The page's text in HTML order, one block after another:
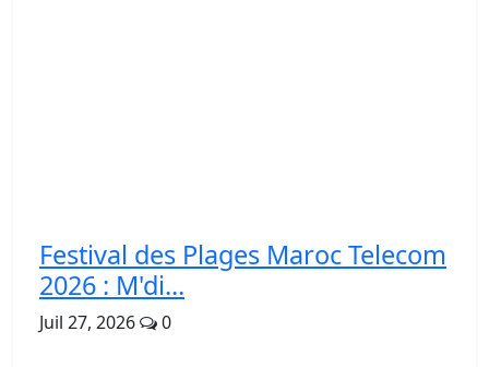
Festival des Plages Maroc Telecom
2026 : M'di...
Juil 27, 2026 0